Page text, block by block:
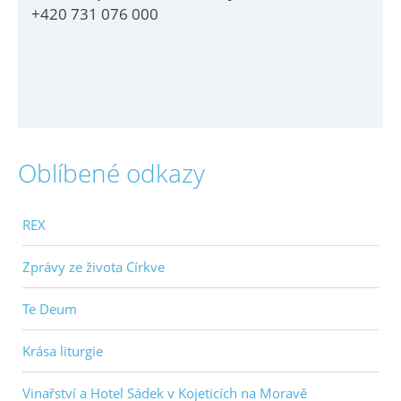
+420 731 076 000
Oblíbené odkazy
REX
Zprávy ze života Církve
Te Deum
Krása liturgie
Vinařství a Hotel Sádek v Kojeticích na Moravě